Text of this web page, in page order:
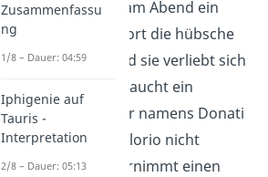
beiden besuchen am Abend ein
Fest. Florio lernt dort die hübsche
Biankakennen und sie verliebt sich
in ihn. Außerdem taucht ein
unheimlicher Ritter namens Donati
auf. Nachts kann Florio nicht
schlafen und unternimmt einen
Zusammenfassu
ng
1/8 – Dauer: 04:59
Iphigenie auf
Tauris -
Interpretation
2/8 – Dauer: 05:13